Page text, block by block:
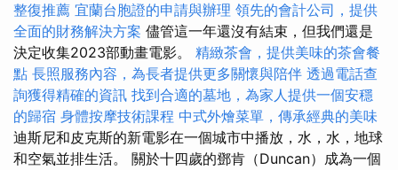
整復推薦 宜蘭台胞證的申請與辦理 領先的會計公司，提供
全面的財務解決方案 儘管這一年還沒有結束，但我們還是
決定收集2023部動畫電影。 精緻茶會，提供美味的茶會餐
點 長照服務內容，為長者提供更多關懷與陪伴 透過電話查
詢獲得精確的資訊 找到合適的墓地，為家人提供一個安穩
的歸宿 身體按摩技術課程 中式外燴菜單，傳承經典的美味
迪斯尼和皮克斯的新電影在一個城市中播放，水，水，地球
和空氣並排生活。 關於十四歲的鄧肯（Duncan）成為一個